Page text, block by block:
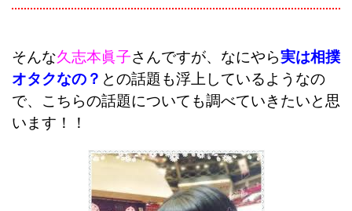
そんな久志本眞子さんですが、なにやら実は相撲
オタクなの？ との話題も浮上しているようなの
で、こちらの話題についても調べていきたいと思
います！！